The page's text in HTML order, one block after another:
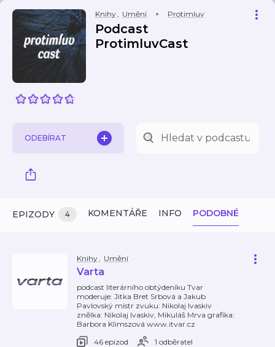
Knihy, Umění Protimluv
Podcast
ProtimluvCast
ODEBÍRAT
EPIZODY 4 KOMENTÁŘE INFO PODOBNÉ
Knihy, Umění
Varta
podcast literárního obtýdeníku Tvar
moderuje: Jitka Bret Srbová a Jakub
Pavlovský mistr zvuku: Nikolaj Ivaskiv
znělka: Nikolaj Ivaskiv, Mikuláš Mrva grafika:
Barbora Klimszová www.itvar.cz
46 epizod
1 odběratel